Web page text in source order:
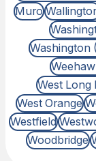
Muro
Washington
West Long
West Orange
Westfield
Woodbridge